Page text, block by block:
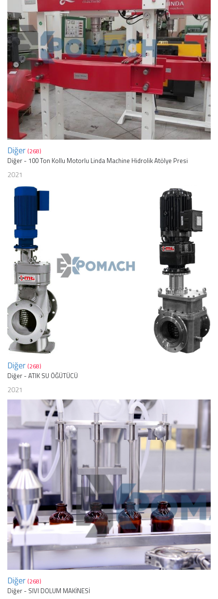
Diğer (268)
Diğer - 100 Ton Kollu Motorlu Linda Machine Hidrolik Atölye Presi
2021
Diğer (268)
Diğer - ATIK SU ÖĞÜTÜCÜ
2021
Diğer (268)
Diğer - SIVI DOLUM MAKİNESİ